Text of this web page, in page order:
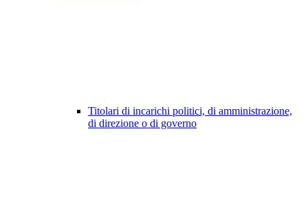
Titolari di incarichi politici, di amministrazione,
di direzione o di governo